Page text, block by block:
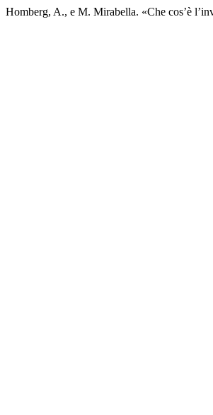
Homberg, A., e M. Mirabella. «Che cos’è